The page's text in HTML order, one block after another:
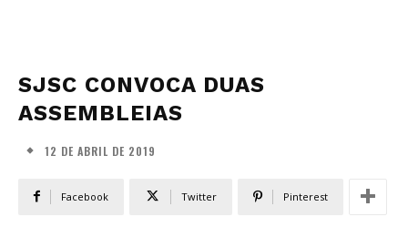
SJSC CONVOCA DUAS
ASSEMBLEIAS
12 DE ABRIL DE 2019
Facebook Twitter Pinterest